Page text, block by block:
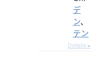
デ
ン、
テン
Details ▸